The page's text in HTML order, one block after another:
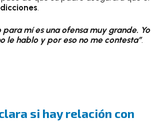
.
mí es una ofensa muy grande. Yo
le hablo y por eso no me contesta”.
si hay relación con